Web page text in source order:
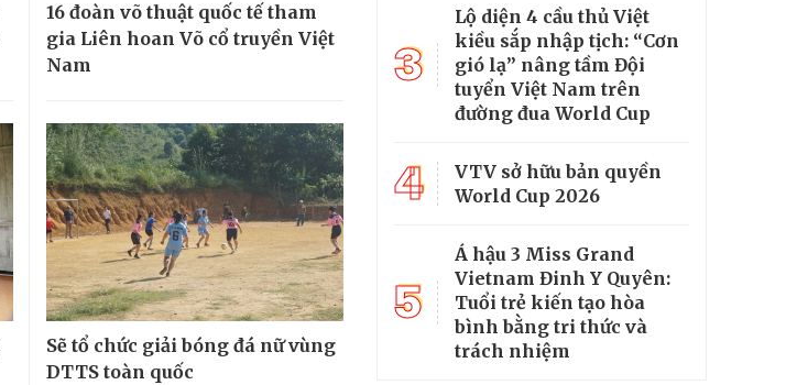
16 đoàn võ thuật quốc tế tham
gia Liên hoan Võ cổ truyền Việt
Nam
Sẽ tổ chức giải bóng đá nữ vùng
DTTS toàn quốc
3
Lộ diện 4 cầu thủ Việt
kiều sắp nhập tịch: “Cơn
gió lạ” nâng tầm Đội
tuyển Việt Nam trên
đường đua World Cup
4
VTV sở hữu bản quyền
World Cup 2026
5
Á hậu 3 Miss Grand
Vietnam Đinh Y Quyên:
Tuổi trẻ kiến tạo hòa
bình bằng tri thức và
trách nhiệm